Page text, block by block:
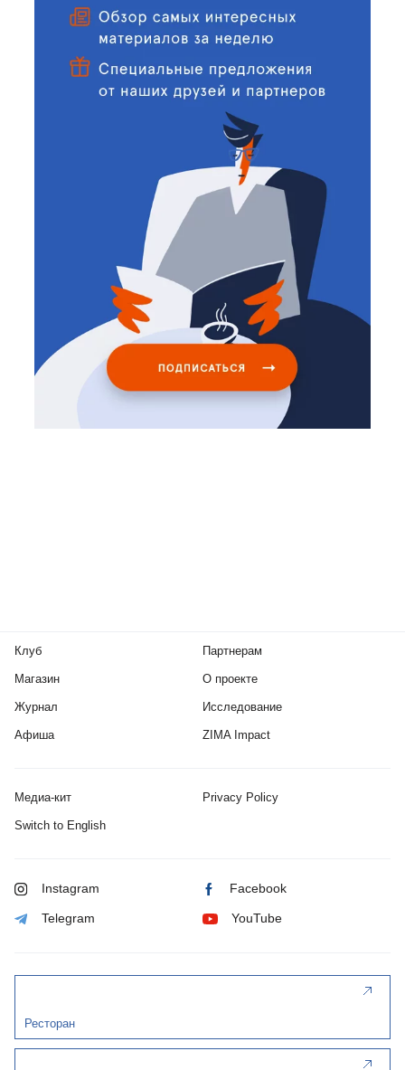
Клуб
Магазин
Журнал
Афиша
Партнерам
О проекте
Исследование
ZIMA Impact
Медиа-кит Privacy Policy
Switch to English
Instagram Facebook
Telegram YouTube
Ресторан